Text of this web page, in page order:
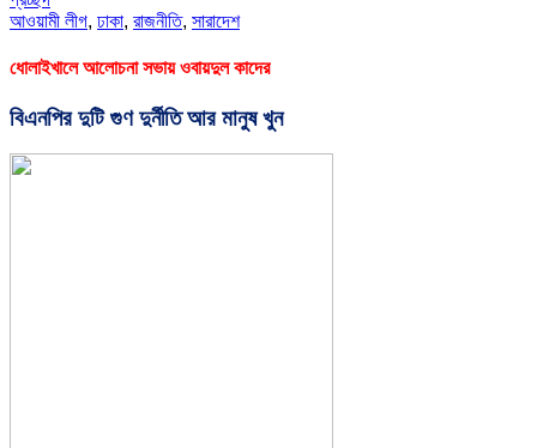
আওয়ামী লীগ, ঢাকা, রাজনীতি, সারাদেশ
ধোলাইখালে আলোচনা সভায় ওবায়দুল কাদের
বিএনপির দুটি গুণ দুর্নীতি আর মানুষ খুন